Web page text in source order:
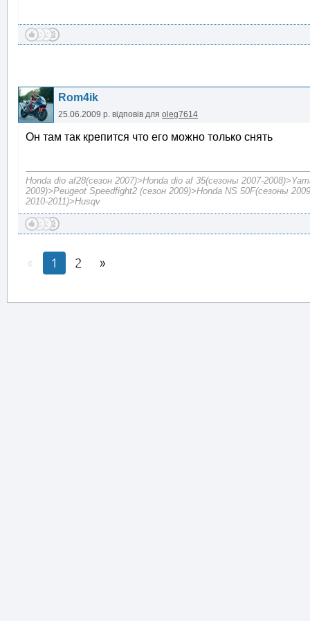
Rom4ik
25.06.2009 р. відповів для oleg7614
Он там так крепится что его можно только снять
Honda dio af28(сезон 2007)>Honda dio af 35(сезоны 2007-
2009)>Peugeot Speedfight2 (сезон 2009)>Honda NS 50F(сезоны
2010-2011)>Husqv
1 2